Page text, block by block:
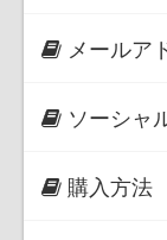
メールア
ソーシャ
購入方法